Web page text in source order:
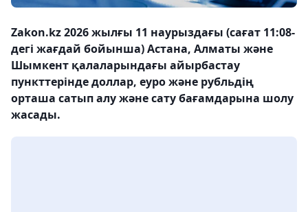
Zakon.kz 2026 жылғы 11 наурыздағы (сағат 11:08-
дегі жағдай бойынша) Астана, Алматы және
Шымкент қалаларындағы айырбастау
пункттерінде доллар, еуро және рубльдің
орташа сатып алу және сату бағамдарына шолу
жасады.